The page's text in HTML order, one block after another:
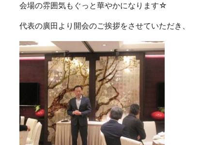
会場の雰囲気もぐっと華やかになります☆
代表の廣田より開会のご挨拶をさせていただき、